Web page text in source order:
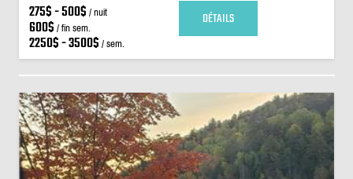
275$ - 500$ / nuit
600$ / fin sem.
2250$ - 3500$ / sem.
DÉTAILS